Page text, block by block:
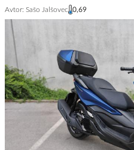
Avtor: Sašo Jalšovec 0,69